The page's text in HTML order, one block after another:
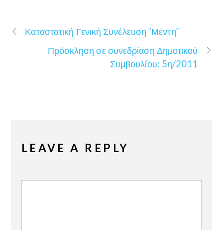
Καταστατική Γενική Συνέλευση ¨Μέντη¨
Πρόσκληση σε συνεδρίαση Δημοτικού
Συμβουλίου: 5η/2011
LEAVE A REPLY